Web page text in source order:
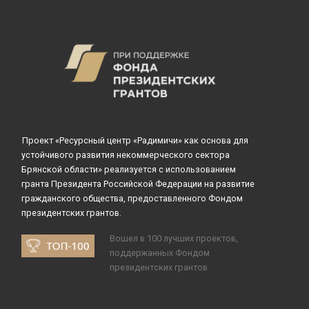
Проект «Ресурсный центр «Радимичи» как основа для
устойчивого развития некоммерческого сектора
Брянской области» реализуется с использованием
гранта Президента Российской Федерации на развитие
гражданского общества, предоставленного Фондом
президентских грантов.
Вошел в 100 лучших проектов,
поддержанных Фондом
президентских грантов